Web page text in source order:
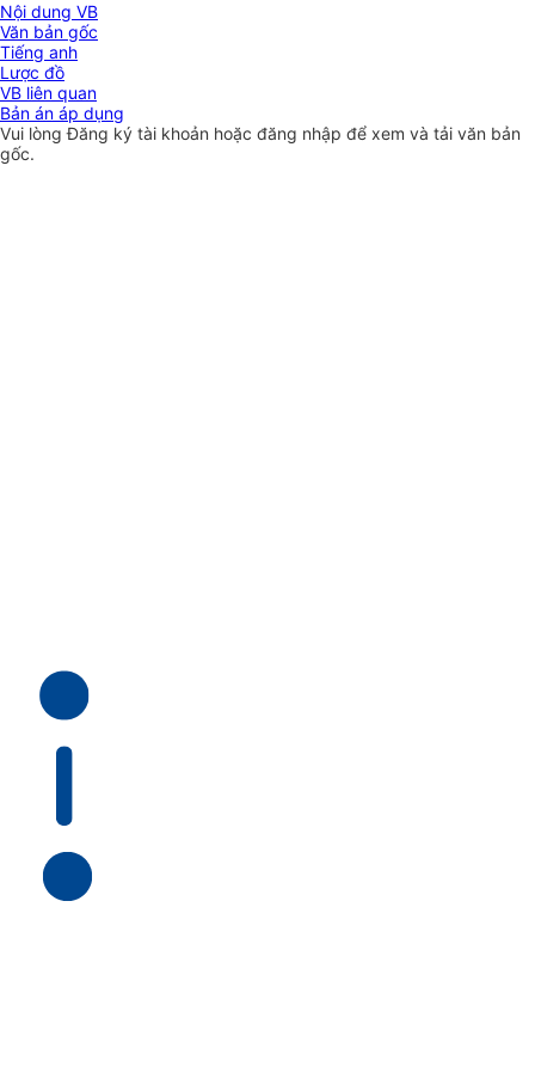
Nội dung VB
Văn bản gốc
Tiếng anh
Lược đồ
VB liên quan
Bản án áp dụng
Vui lòngĐăng ký tài khoản hoặc đăng nhập để xem và tải văn bản
gốc.